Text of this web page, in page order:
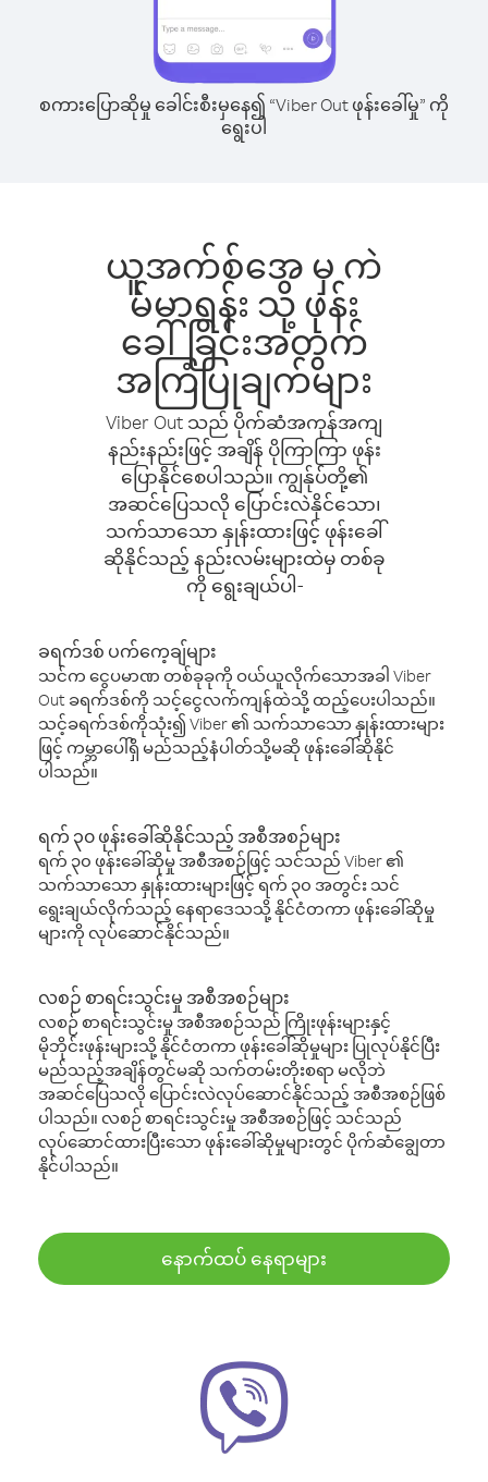
စကားပြောဆိုမှု ခေါင်းစီးမှနေ၍ “Viber Out ဖုန်းခေါ်မှု” ကို
ရွေးပါ
ယူအက်စ်အေ မှ ကဲ
မ်မာရွန်း သို့ ဖုန်း
ခေါ်ခြင်းအတွက်
အကြံပြုချက်များ
Viber Out သည် ပိုက်ဆံအကုန်အကျ
နည်းနည်းဖြင့် အချိန် ပိုကြာကြာ ဖုန်း
ပြောနိုင်စေပါသည်။ ကျွန်ုပ်တို့၏
အဆင်ပြေသလို ပြောင်းလဲနိုင်သော၊
သက်သာသော နှုန်းထားဖြင့် ဖုန်းခေါ်
ဆိုနိုင်သည့် နည်းလမ်းများထဲမှ တစ်ခု
ကို ရွေးချယ်ပါ-
ခရက်ဒစ် ပက်ကေ့ချ်များ
သင်က ငွေပမာဏ တစ်ခုခုကို ဝယ်ယူလိုက်သောအခါ Viber
Out ခရက်ဒစ်ကို သင့်ငွေလက်ကျန်ထဲသို့ ထည့်ပေးပါသည်။
သင့်ခရက်ဒစ်ကိုသုံး၍ Viber ၏ သက်သာသော နှုန်းထားများ
ဖြင့် ကမ္ဘာပေါ်ရှိ မည်သည့်နံပါတ်သို့မဆို ဖုန်းခေါ်ဆိုနိုင်
ပါသည်။
ရက် ၃၀ ဖုန်းခေါ်ဆိုနိုင်သည့် အစီအစဉ်များ
ရက် ၃၀ ဖုန်းခေါ်ဆိုမှု အစီအစဉ်ဖြင့် သင်သည် Viber ၏
သက်သာသော နှုန်းထားများဖြင့် ရက် ၃၀ အတွင်း သင်
ရွေးချယ်လိုက်သည့် နေရာဒေသသို့ နိုင်ငံတကာ ဖုန်းခေါ်ဆိုမှု
များကို လုပ်ဆောင်နိုင်သည်။
လစဉ် စာရင်းသွင်းမှု အစီအစဉ်များ
လစဉ် စာရင်းသွင်းမှု အစီအစဉ်သည် ကြိုးဖုန်းများနှင့်
မိုဘိုင်းဖုန်းများသို့ နိုင်ငံတကာ ဖုန်းခေါ်ဆိုမှုများ ပြုလုပ်နိုင်ပြီး
မည်သည့်အချိန်တွင်မဆို သက်တမ်းတိုးစရာ မလိုဘဲ
အဆင်ပြေသလို ပြောင်းလဲလုပ်ဆောင်နိုင်သည့် အစီအစဉ်ဖြစ်
ပါသည်။ လစဉ် စာရင်းသွင်းမှု အစီအစဉ်ဖြင့် သင်သည်
လုပ်ဆောင်ထားပြီးသော ဖုန်းခေါ်ဆိုမှုများတွင် ပိုက်ဆံချွေတာ
နိုင်ပါသည်။
နောက်ထပ် နေရာများ